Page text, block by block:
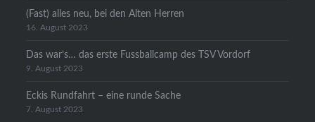
(Fast) alles neu, bei den Alten Herren
16. August 2023
Das war’s… das erste Fussballcamp des TSV Vordorf
9. August 2023
Eckis Rundfahrt – eine runde Sache
7. August 2023